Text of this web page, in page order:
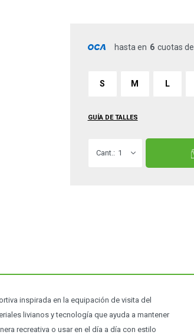
hasta en 6 cuotas de
S M L
GUÍA DE TALLES
1
inspirada en la equipación de visita del
livianos y tecnología que ayuda a mantener
recreativa o usar en el día a día con estilo